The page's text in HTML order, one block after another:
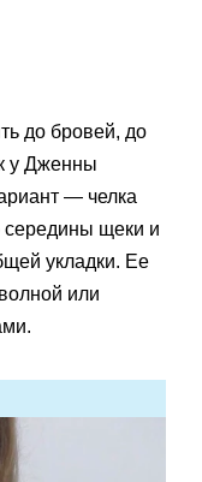
до бровей, до
у Дженны
— челка
середины щеки и
укладки. Ее
или